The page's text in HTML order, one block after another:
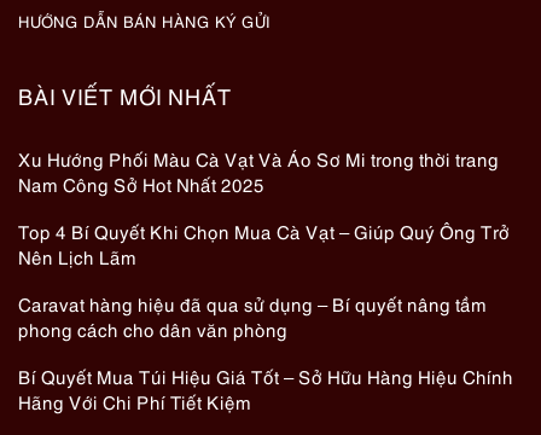
HƯỚNG DẪN BÁN HÀNG KÝ GỬI
BÀI VIẾT MỚI NHẤT
Xu Hướng Phối Màu Cà Vạt Và Áo Sơ Mi trong thời trang
Nam Công Sở Hot Nhất 2025
Top 4 Bí Quyết Khi Chọn Mua Cà Vạt – Giúp Quý Ông Trở
Nên Lịch Lãm
Caravat hàng hiệu đã qua sử dụng – Bí quyết nâng tầm
phong cách cho dân văn phòng
Bí Quyết Mua Túi Hiệu Giá Tốt – Sở Hữu Hàng Hiệu Chính
Hãng Với Chi Phí Tiết Kiệm